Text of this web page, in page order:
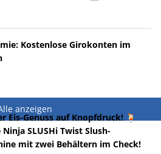
Kostenlose Girokonten im
anzeigen
Eis-Genuss auf Knopfdruck! 🍹
Ninja SLUSHi Twist Slush-
mit zwei Behältern im Check!